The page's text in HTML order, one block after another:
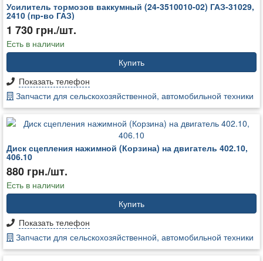
Усилитель тормозов ваккумный (24-3510010-02) ГАЗ-31029,
2410 (пр-во ГАЗ)
1 730 грн./шт.
Есть в наличии
Купить
Показать телефон
Запчасти для сельскохозяйственной, автомобильной техники
Диск сцепления нажимной (Корзина) на двигатель 402.10,
406.10
880 грн./шт.
Есть в наличии
Купить
Показать телефон
Запчасти для сельскохозяйственной, автомобильной техники